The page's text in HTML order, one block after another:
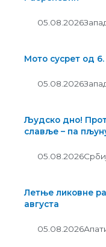
05.08.2026
Мото сусрет од
05.08.2026
Људско дно!
славље – па
05.08.2026
Летње ликовне
августа
05.08.2026